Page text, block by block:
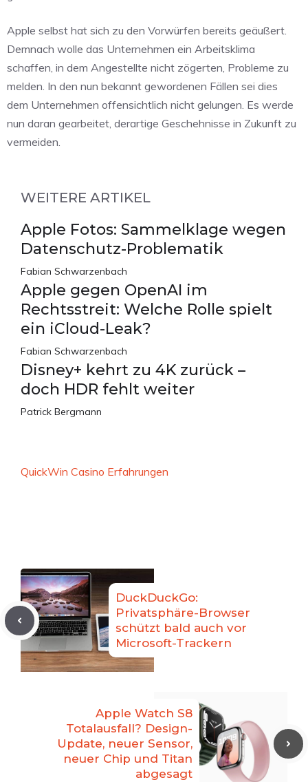
Apple selbst hat sich zu den Vorwürfen bereits geäußert.
Demnach wolle das Unternehmen ein Arbeitsklima
schaffen, in dem Angestellte nicht zögerten, Probleme zu
melden. In den nun bekannt gewordenen Fällen sei dies
dem Unternehmen offensichtlich nicht gelungen. Es werde
nun daran gearbeitet, derartige Geschehnisse in Zukunft zu
vermeiden.
WEITERE ARTIKEL
Apple Fotos: Sammelklage wegen
Datenschutz-Problematik
Fabian Schwarzenbach
Apple gegen OpenAI im
Rechtsstreit: Welche Rolle spielt
ein iCloud-Leak?
Fabian Schwarzenbach
Disney+ kehrt zu 4K zurück –
doch HDR fehlt weiter
Patrick Bergmann
QuickWin Casino Erfahrungen
DuckDuckGo:
Privatsphäre-Browser
schützt bald auch vor
Microsoft-Trackern
Apple Watch S8
Totalausfall? Design-
Update, neuer Sensor,
neuer Chip und Titan
abgesagt